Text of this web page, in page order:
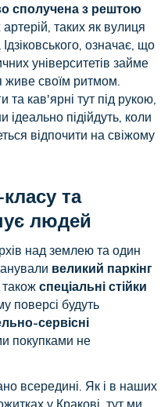
сполучена з рештою
таких як вулиця
означає, що
університетів займе
живе своїм ритмом.
та кав'ярні тут під рукою,
ідеально підійдуть, коли
відпочити на свіжому
та
людей
над землею та один
великий паркінг
спеціальні стійки
поверсі будуть
сервісні
покупками не
всередині. Як і в наших